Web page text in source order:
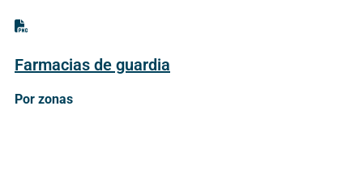
Farmacias de guardia
Por zonas